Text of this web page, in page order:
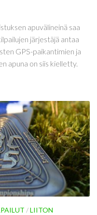
apuvälineinä saa
järjestäjä antaa
GPS-paikantimien ja
apuna on siis kielletty.
/LIITON